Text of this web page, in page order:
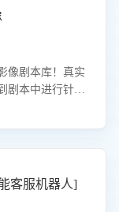
像剧本库！真实
剧本中进行针对
，一键开启客服
客服机器人]